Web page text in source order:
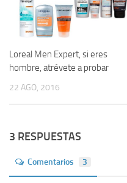
Loreal Men Expert, si eres
hombre, atrévete a probar
22 AGO, 2016
3 RESPUESTAS
Comentarios 3